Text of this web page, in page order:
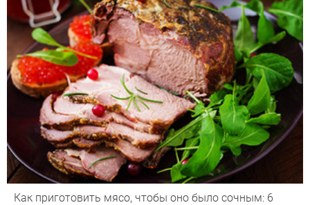
Как приготовить мясо, чтобы оно было сочным: 6